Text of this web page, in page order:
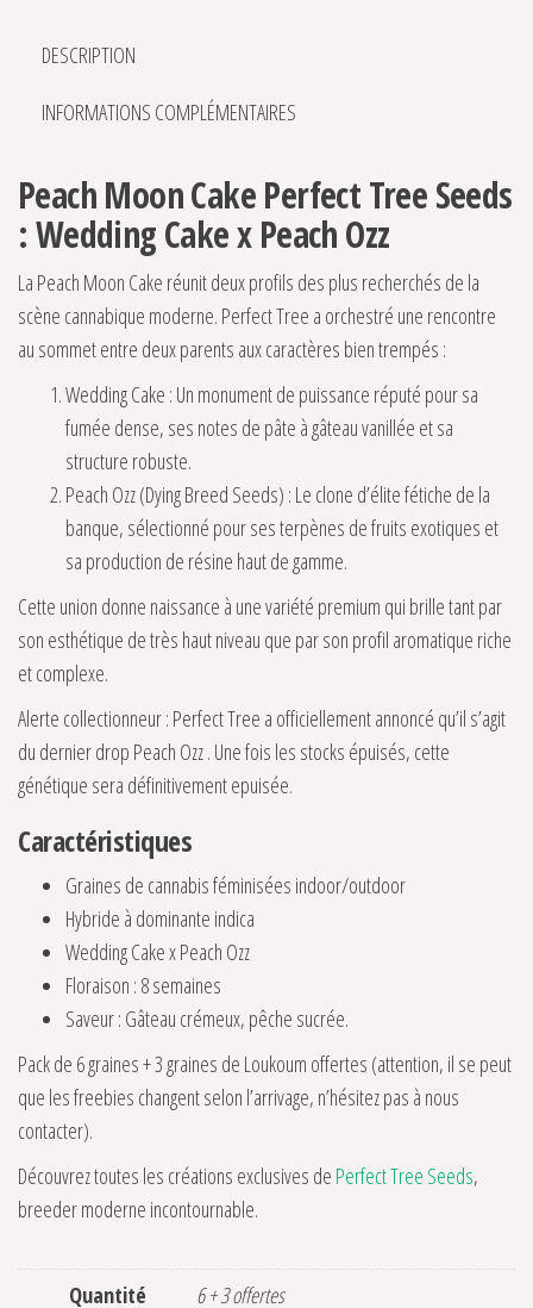
DESCRIPTION
INFORMATIONS COMPLÉMENTAIRES
Peach Moon Cake Perfect Tree Seeds
: Wedding Cake x Peach Ozz
La Peach Moon Cake réunit deux profils des plus recherchés de la
scène cannabique moderne. Perfect Tree a orchestré une rencontre
au sommet entre deux parents aux caractères bien trempés :
Wedding Cake : Un monument de puissance réputé pour sa
fumée dense, ses notes de pâte à gâteau vanillée et sa
structure robuste.
Peach Ozz (Dying Breed Seeds) : Le clone d’élite fétiche de la
banque, sélectionné pour ses terpènes de fruits exotiques et
sa production de résine haut de gamme.
Cette union donne naissance à une variété premium qui brille tant par
son esthétique de très haut niveau que par son profil aromatique riche
et complexe.
Alerte collectionneur : Perfect Tree a officiellement annoncé qu’il s’agit
du dernier drop Peach Ozz . Une fois les stocks épuisés, cette
génétique sera définitivement epuisée.
Caractéristiques
Graines de cannabis féminisées indoor/outdoor
Hybride à dominante indica
Wedding Cake x Peach Ozz
Floraison : 8 semaines
Saveur : Gâteau crémeux, pêche sucrée.
Pack de 6 graines + 3 graines de Loukoum offertes (attention, il se peut
que les freebies changent selon l’arrivage, n’hésitez pas à nous
contacter).
Découvrez toutes les créations exclusives de Perfect Tree Seeds,
breeder moderne incontournable.
Quantité 6 + 3 offertes